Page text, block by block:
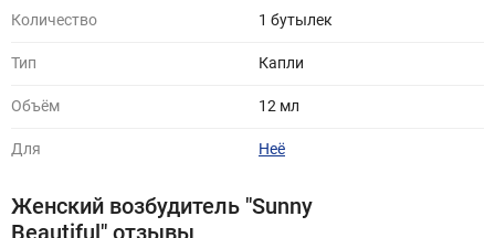
напитком).
Побочные действия: без побочных действий.
Количество 1 бутылек
Тип Капли
Объём 12 мл
Для Неё
Женский возбудитель "Sunny
Beautiful" отзывы